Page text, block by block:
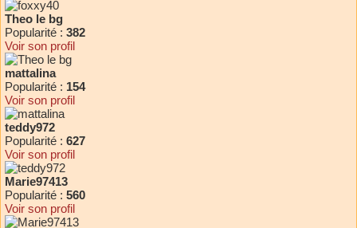
Theo le bg
Popularité : 382
Voir son profil
mattalina
Popularité : 154
Voir son profil
teddy972
Popularité : 627
Voir son profil
Marie97413
Popularité : 560
Voir son profil